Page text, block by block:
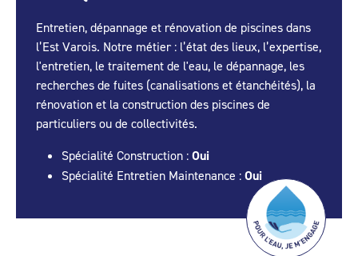
Entretien, dépannage et rénovation de piscines dans
l’Est Varois. Notre métier : l’état des lieux, l’expertise,
l'entretien, le traitement de l'eau, le dépannage, les
recherches de fuites (canalisations et étanchéités), la
rénovation et la construction des piscines de
particuliers ou de collectivités.
Spécialité Construction : Oui
Spécialité Entretien Maintenance : Oui